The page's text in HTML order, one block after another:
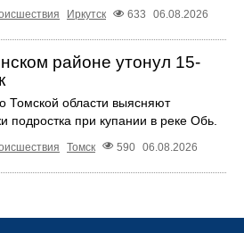
Иркутск 633 06.08.2026
районе утонул 15-
Томской области выясняют
подростка при купании в реке Обь.
Томск 590 06.08.2026